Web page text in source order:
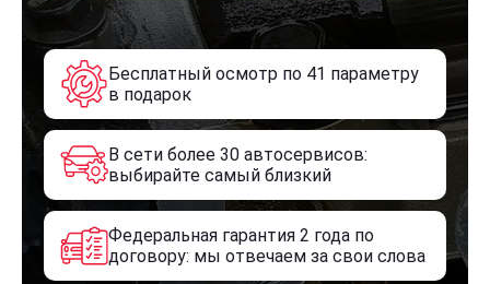
Бесплатный осмотр по 41 параметру
в подарок
В сети более 30 автосервисов:
выбирайте самый близкий
Федеральная гарантия 2 года по
договору: мы отвечаем за свои слова